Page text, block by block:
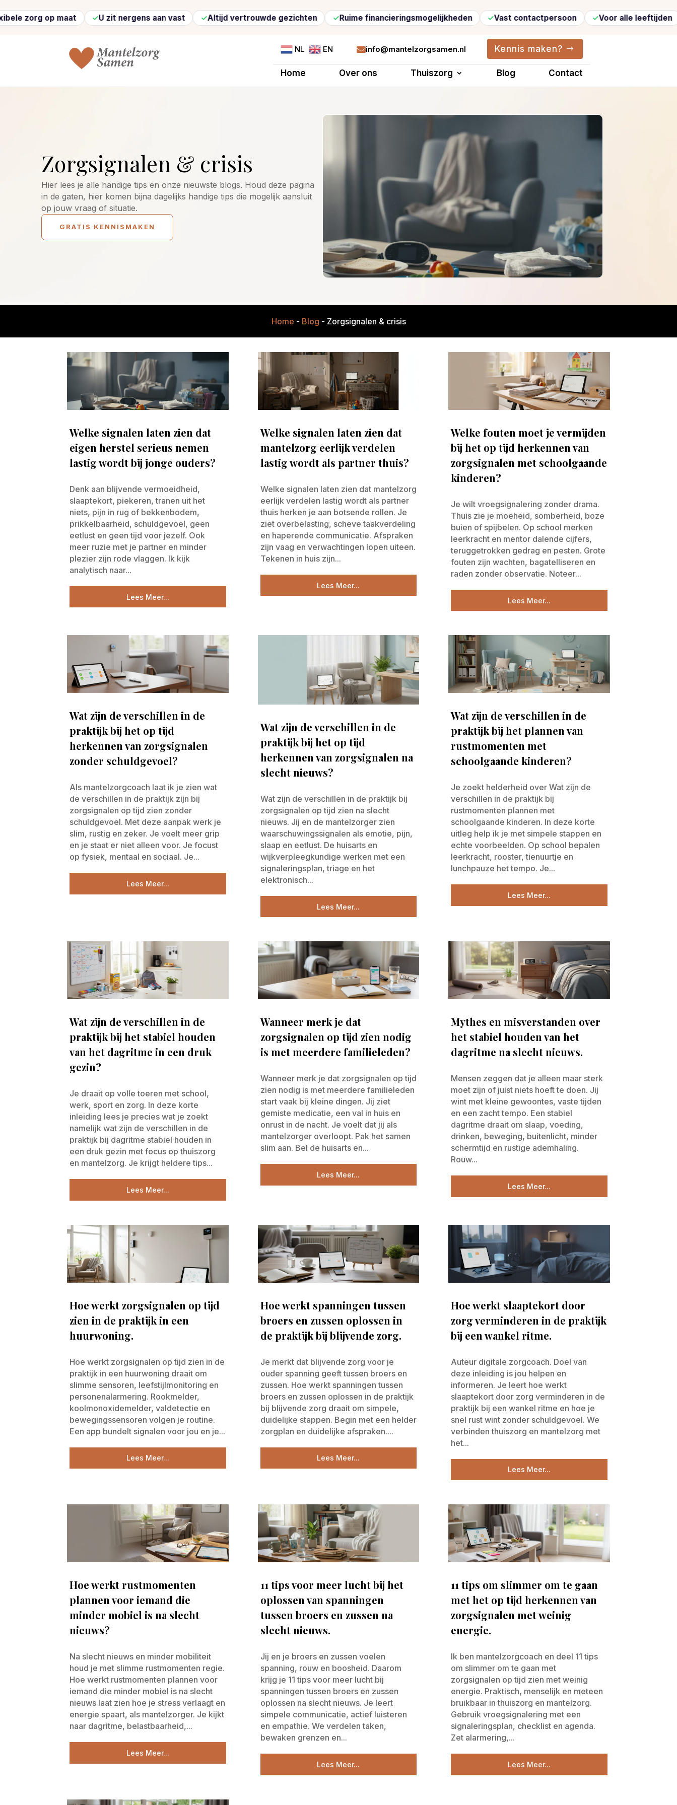
op maat U zit nergens aan vast Altijd vertrouwde gezichten Ruime financieringsmogelijkheden Vast contactpersoon Voor alle leeftijden
NL EN info@mantelzorgsamen.nl Kennis maken?
Home Over ons Thuiszorg Blog Contact
Zorgsignalen & crisis
Hier lees je alle handige tips en onze nieuwste blogs. Houd deze pagina
in de gaten, hier komen bijna dagelijks handige tips die mogelijk aansluit
op jouw vraag of situatie.
GRATIS KENNISMAKEN
Home - Blog - Zorgsignalen & crisis
Welke signalen laten zien dat
eigen herstel serieus nemen
lastig wordt bij jonge ouders?
Denk aan blijvende vermoeidheid,
slaaptekort, piekeren, tranen uit het
niets, pijn in rug of bekkenbodem,
prikkelbaarheid, schuldgevoel, geen
eetlust en geen tijd voor jezelf. Ook
meer ruzie met je partner en minder
plezier zijn rode vlaggen. Ik kijk
analytisch naar...
Lees Meer...
Welke signalen laten zien dat
mantelzorg eerlijk verdelen
lastig wordt als partner thuis?
Welke signalen laten zien dat mantelzorg
eerlijk verdelen lastig wordt als partner
thuis herken je aan botsende rollen. Je
ziet overbelasting, scheve taakverdeling
en haperende communicatie. Afspraken
zijn vaag en verwachtingen lopen uiteen.
Tekenen in huis zijn...
Lees Meer...
Welke fouten moet je vermijden
bij het op tijd herkennen van
zorgsignalen met schoolgaande
kinderen?
Je wilt vroegsignalering zonder drama.
Thuis zie je moeheid, somberheid, boze
buien of spijbelen. Op school merken
leerkracht en mentor dalende cijfers,
teruggetrokken gedrag en pesten. Grote
fouten zijn wachten, bagatelliseren en
raden zonder observatie. Noteer...
Lees Meer...
Wat zijn de verschillen in de
praktijk bij het op tijd
herkennen van zorgsignalen
zonder schuldgevoel?
Als mantelzorgcoach laat ik je zien wat
de verschillen in de praktijk zijn bij
zorgsignalen op tijd zien zonder
schuldgevoel. Met deze aanpak werk je
slim, rustig en zeker. Je voelt meer grip
en je staat er niet alleen voor. Je focust
op fysiek, mentaal en sociaal. Je...
Lees Meer...
Wat zijn de verschillen in de
praktijk bij het op tijd
herkennen van zorgsignalen na
slecht nieuws?
Wat zijn de verschillen in de praktijk bij
zorgsignalen op tijd zien na slecht
nieuws. Jij en de mantelzorger zien
waarschuwingssignalen als emotie, pijn,
slaap en eetlust. De huisarts en
wijkverpleegkundige werken met een
signaleringsplan, triage en het
elektronisch...
Lees Meer...
Wat zijn de verschillen in de
praktijk bij het plannen van
rustmomenten met
schoolgaande kinderen?
Je zoekt helderheid over Wat zijn de
verschillen in de praktijk bij
rustmomenten plannen met
schoolgaande kinderen. In deze korte
uitleg help ik je met simpele stappen en
echte voorbeelden. Op school bepalen
leerkracht, rooster, tienuurtje en
lunchpauze het tempo. Je...
Lees Meer...
Wat zijn de verschillen in de
praktijk bij het stabiel houden
van het dagritme in een druk
gezin?
Je draait op volle toeren met school,
werk, sport en zorg. In deze korte
inleiding lees je precies wat je zoekt
namelijk wat zijn de verschillen in de
praktijk bij dagritme stabiel houden in
een druk gezin met focus op thuiszorg
en mantelzorg. Je krijgt heldere tips...
Lees Meer...
Wanneer merk je dat
zorgsignalen op tijd zien nodig
is met meerdere familieleden?
Wanneer merk je dat zorgsignalen op tijd
zien nodig is met meerdere familieleden
start vaak bij kleine dingen. Jij ziet
gemiste medicatie, een val in huis en
onrust in de nacht. Je voelt dat jij als
mantelzorger overloopt. Pak het samen
slim aan. Bel de huisarts en...
Lees Meer...
Mythes en misverstanden over
het stabiel houden van het
dagritme na slecht nieuws.
Mensen zeggen dat je alleen maar sterk
moet zijn of juist niets hoeft te doen. Jij
wint met kleine gewoontes, vaste tijden
en een zacht tempo. Een stabiel
dagritme draait om slaap, voeding,
drinken, beweging, buitenlicht, minder
schermtijd en rustige ademhaling.
Rouw...
Lees Meer...
Hoe werkt zorgsignalen op tijd
zien in de praktijk in een
huurwoning.
Hoe werkt zorgsignalen op tijd zien in de
praktijk in een huurwoning draait om
slimme sensoren, leefstijlmonitoring en
personenalarmering. Rookmelder,
koolmonoxidemelder, valdetectie en
bewegingssensoren volgen je routine.
Een app bundelt signalen voor jou en je...
Lees Meer...
Hoe werkt spanningen tussen
broers en zussen oplossen in
de praktijk bij blijvende zorg.
Je merkt dat blijvende zorg voor je
ouder spanning geeft tussen broers en
zussen. Hoe werkt spanningen tussen
broers en zussen oplossen in de praktijk
bij blijvende zorg draait om simpele,
duidelijke stappen. Begin met een helder
zorgplan en duidelijke afspraken....
Lees Meer...
Hoe werkt slaaptekort door
zorg verminderen in de praktijk
bij een wankel ritme.
Auteur digitale zorgcoach. Doel van
deze inleiding is jou helpen en
informeren. Je leert hoe werkt
slaaptekort door zorg verminderen in de
praktijk bij een wankel ritme en hoe je
snel rust wint zonder schuldgevoel. We
verbinden thuiszorg en mantelzorg met
het...
Lees Meer...
Hoe werkt rustmomenten
plannen voor iemand die
minder mobiel is na slecht
nieuws?
Na slecht nieuws en minder mobiliteit
houd je met slimme rustmomenten regie.
Hoe werkt rustmomenten plannen voor
iemand die minder mobiel is na slecht
nieuws laat zien hoe je stress verlaagt en
energie spaart, als mantelzorger. Je kijkt
naar dagritme, belastbaarheid,...
Lees Meer...
11 tips voor meer lucht bij het
oplossen van spanningen
tussen broers en zussen na
slecht nieuws.
Jij en je broers en zussen voelen
spanning, rouw en boosheid. Daarom
krijg je 11 tips voor meer lucht bij
spanningen tussen broers en zussen
oplossen na slecht nieuws. Je leert
simpele communicatie, actief luisteren
en empathie. We verdelen taken,
bewaken grenzen en...
Lees Meer...
11 tips om slimmer om te gaan
met het op tijd herkennen van
zorgsignalen met weinig
energie.
Ik ben mantelzorgcoach en deel 11 tips
om slimmer om te gaan met
zorgsignalen op tijd zien met weinig
energie. Praktisch, menselijk en meteen
bruikbaar in thuiszorg en mantelzorg.
Gebruik vroegsignalering met een
signaleringsplan, checklist en agenda.
Zet alarmering,...
Lees Meer...